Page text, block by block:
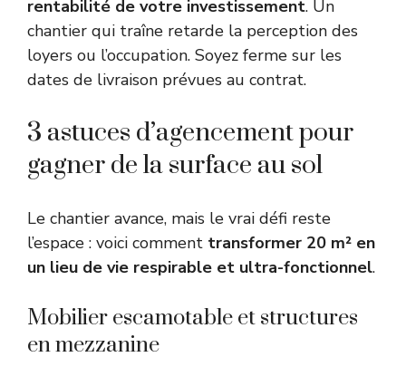
rentabilité de votre investissement. Un
chantier qui traîne retarde la perception des
loyers ou l’occupation. Soyez ferme sur les
dates de livraison prévues au contrat.
3 astuces d’agencement pour
gagner de la surface au sol
Le chantier avance, mais le vrai défi reste
l’espace : voici comment transformer 20 m² en
un lieu de vie respirable et ultra-fonctionnel.
Mobilier escamotable et structures
en mezzanine